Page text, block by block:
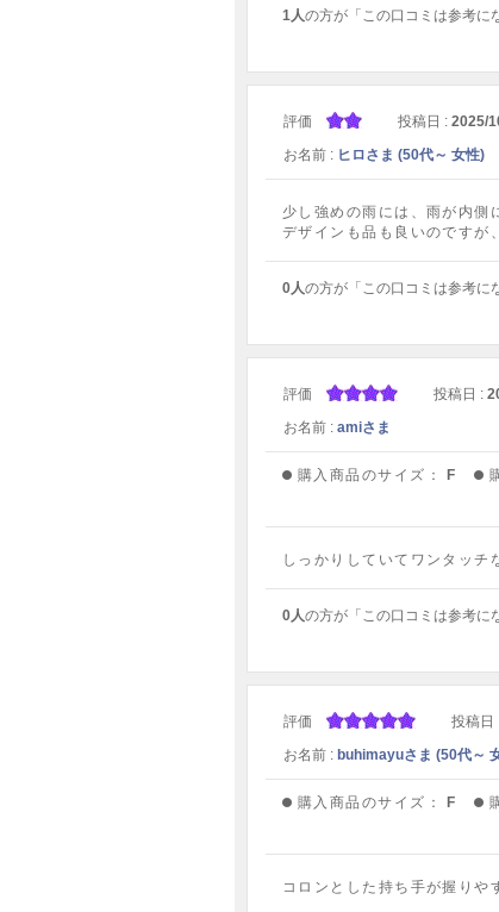
1人の方が「この口コミは参考に
評価 投稿日 : 2025/
お名前 : ヒロさま (50代～ 女性)
少し強めの雨には、雨が内側
デザインも品も良いのですが
0人の方が「この口コミは参考に
評価 投稿日 :
お名前 : amiさま
購入商品のサイズ： F
しっかりしていてワンタッチ
0人の方が「この口コミは参考に
評価 投稿日
お名前 : buhimayuさま (50代～
購入商品のサイズ： F
コロンとした持ち手が握りや